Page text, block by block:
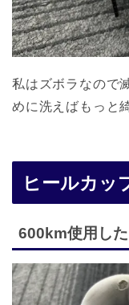
私はズボラなので
めに洗えばもっと
ヒールカッ
600km使用し